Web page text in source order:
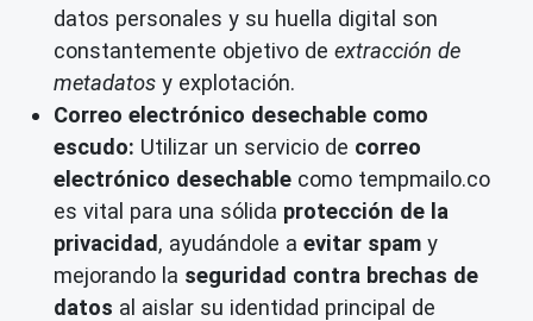
datos personales y su huella digital son
constantemente objetivo de extracción de
metadatos y explotación.
Correo electrónico desechable como
escudo: Utilizar un servicio de correo
electrónico desechable como tempmailo.co
es vital para una sólida protección de la
privacidad, ayudándole a evitar spam y
mejorando la seguridad contra brechas de
datos al aislar su identidad principal de